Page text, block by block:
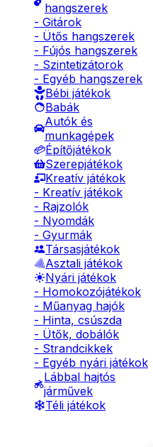
hangszerek
- Gitárok
- Ütős hangszerek
- Fújós hangszerek
- Szintetizátorok
- Egyéb hangszerek
Bébi játékok
Babák
Autók és
munkagépek
Építőjátékok
Szerepjátékok
Kreatív játékok
- Kreatív játékok
- Rajzolók
- Nyomdák
- Gyurmák
Társasjátékok
Asztali játékok
Nyári játékok
- Homokozójátékok
- Műanyag hajók
- Hinta, csúszda
- Ütők, dobálók
- Strandcikkek
- Egyéb nyári játékok
Lábbal hajtós
járművek
Téli játékok